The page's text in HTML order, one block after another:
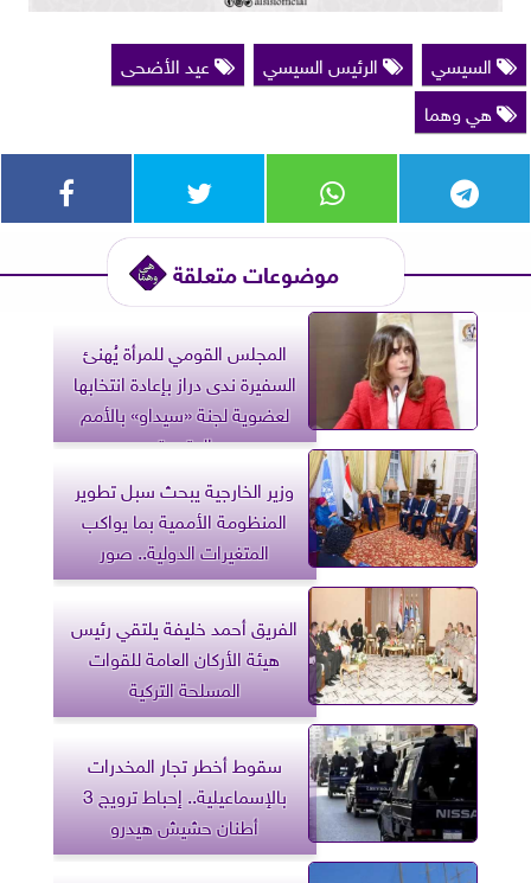
السيسي الرئيس السيسي
عيد الأضحى
هي وهما
موضوعات متعلقة
المجلس القومي للمرأة يُهنئ
السفيرة ندى دراز بإعادة انتخابها
لعضوية لجنة «سيداو» بالأمم
المتحدة
وزير الخارجية يبحث سبل تطوير
المنظومة الأممية بما يواكب
المتغيرات الدولية.. صور
الفريق أحمد خليفة يلتقي رئيس
هيئة الأركان العامة للقوات
المسلحة التركية
سقوط أخطر تجار المخدرات
بالإسماعيلية.. إحباط ترويج 3
أطنان حشيش هيدرو